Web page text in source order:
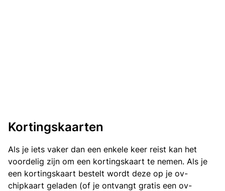
Kortingskaarten
Als je iets vaker dan een enkele keer reist kan het
voordelig zijn om een kortingskaart te nemen. Als je
een kortingskaart bestelt wordt deze op je ov-
chipkaart geladen (of je ontvangt gratis een ov-